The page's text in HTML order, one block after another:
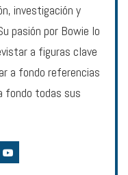
investigación y
pasión por Bowie lo
a figuras clave
a fondo referencias
fondo todas sus